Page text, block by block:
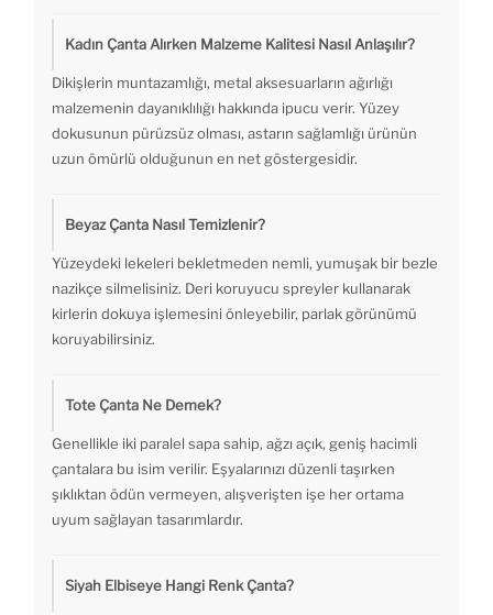
Kadın Çanta Alırken Malzeme Kalitesi Nasıl Anlaşılır?
Dikişlerin muntazamlığı, metal aksesuarların ağırlığı
malzemenin dayanıklılığı hakkında ipucu verir. Yüzey
dokusunun pürüzsüz olması, astarın sağlamlığı ürünün
uzun ömürlü olduğunun en net göstergesidir.
Beyaz Çanta Nasıl Temizlenir?
Yüzeydeki lekeleri bekletmeden nemli, yumuşak bir bezle
nazikçe silmelisiniz. Deri koruyucu spreyler kullanarak
kirlerin dokuya işlemesini önleyebilir, parlak görünümü
koruyabilirsiniz.
Tote Çanta Ne Demek?
Genellikle iki paralel sapa sahip, ağzı açık, geniş hacimli
çantalara bu isim verilir. Eşyalarınızı düzenli taşırken
şıklıktan ödün vermeyen, alışverişten işe her ortama
uyum sağlayan tasarımlardır.
Siyah Elbiseye Hangi Renk Çanta?